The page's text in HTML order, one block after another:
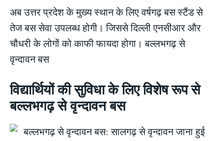
अब उत्तर प्रदेश के मुख्य स्थान के लिए वर्षगढ़ बस स्टैंड से
तेज बस सेवा उपलब्ध होगी। जिससे दिल्ली एनसीआर और
चौधरी के लोगों को काफी फायदा होगा। बल्लभगढ़ से
वृन्दावन बस
विद्यार्थियों की सुविधा के लिए विशेष रूप से
बल्लभगढ़ से वृन्दावन बस